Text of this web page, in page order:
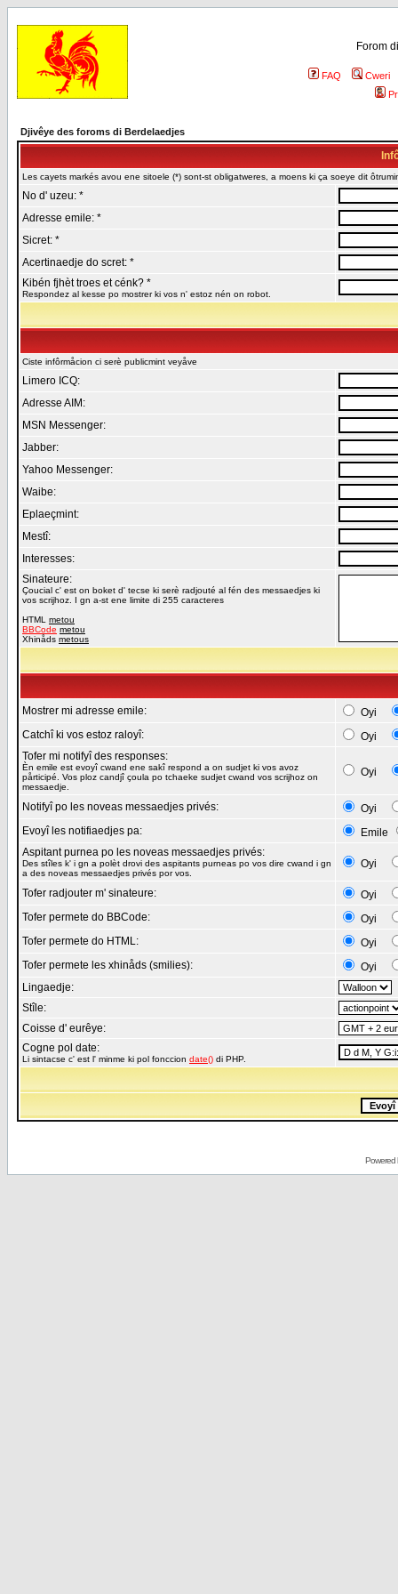
Forom
FAQ
Cweri
Djivêye des foroms di Berdelaedjes
Les cayets markés avou ene sitoele (*) sont-st obligatweres, a moens ki ça soeye dit
No d' uzeu: *
Adresse emile: *
Sicret: *
Acertinaedje do scret: *
Kibén fjhèt troes et cénk? *
Respondez al kesse po mostrer ki vos n' estoz nén on robot.
Ciste infôrmåcion ci serè publicmint veyåve
Limero ICQ:
Adresse AIM:
MSN Messenger:
Jabber:
Yahoo Messenger:
Waibe:
Eplaeçmint:
Mestî:
Interesses:
Sinateure:
Çoucial c' est on boket d' tecse ki serè radjouté al fén des messaedjes ki
vos scrijhoz. I gn a-st ene limite di 255 caracteres
HTML metou
BBCode metou
Xhinåds metous
Mostrer mi adresse emile:
Oyi
Catchî ki vos estoz raloyî:
Oyi
Tofer mi notifyî des responses:
Èn emile est evoyî cwand ene sakî respond a on sudjet ki vos avoz
pårticipé. Vos ploz candjî çoula po tchaeke sudjet cwand vos scrijhoz on
messaedje.
Oyi
Notifyî po les noveas messaedjes privés:
Oyi
Evoyî les notifiaedjes pa:
Emile
Aspitant purnea po les noveas messaedjes privés:
Des stîles k' i gn a polèt drovi des aspitants purneas po vos dire cwand i gn
a des noveas messaedjes privés por vos.
Oyi
Tofer radjouter m' sinateure:
Oyi
Tofer permete do BBCode:
Oyi
Tofer permete do HTML:
Oyi
Tofer permete les xhinåds (smilies):
Oyi
Lingaedje:
Stîle:
Coisse d' eurêye:
Cogne pol date:
Li sintacse c' est l' minme ki pol fonccion date() di PHP.
Powered